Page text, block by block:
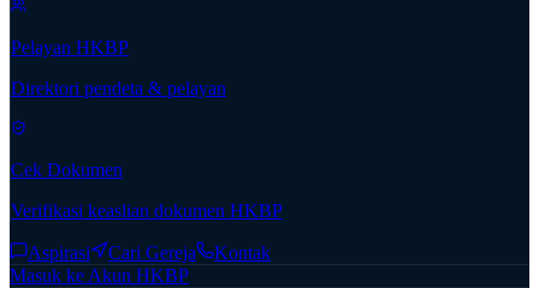
Pelayan HKBP
Direktori pendeta & pelayan
Cek Dokumen
Verifikasi keaslian dokumen HKBP
Aspirasi Cari Gereja
Kontak
Masuk ke Akun HKBP